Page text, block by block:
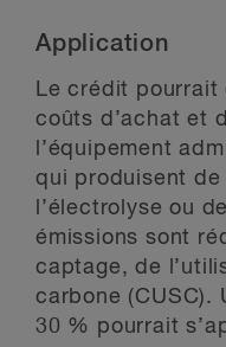
Application
Le crédit pourrait
coûts d’achat et
l’équipement
qui produisent de
l’électrolyse ou
émissions sont
captage, de
carbone (CUSC).
30 % pourrait